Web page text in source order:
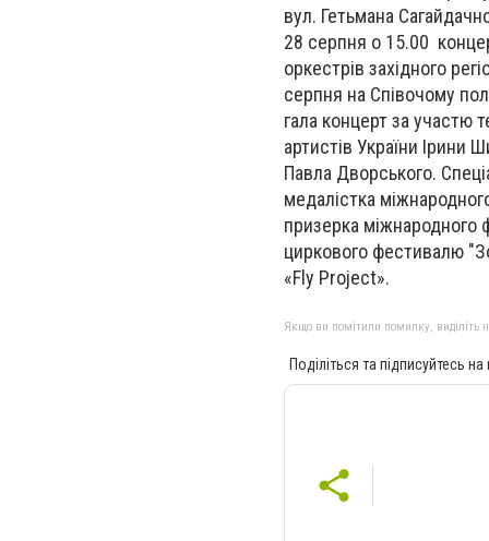
вул. Гетьмана
28 серпня о 15.00
оркестрів західного
серпня на Співочому
гала концерт за участю
артистів України Ірини
Павла Дворського.
медалістка
призерка міжнародного
циркового фестивалю
«Fly Project».
Якщо ви помітили помилку, виділіть
Поділіться та підписуйтесь